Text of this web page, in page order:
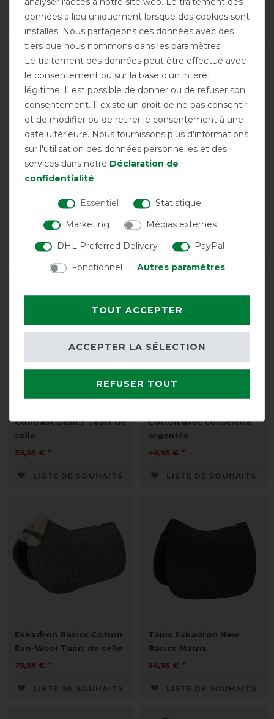
LISTE DE SOUHAITS
-10%
Tapis de selle Softshell
71,95 € *
LISTE DE SOUHAITS LISTE DE SOUHAITS
Contrast Basics Tapis de
selle
59,95 € *
LISTE DE SOUHAITS
Cotton avec cordelette
argentée
49,95 € *
LISTE DE SOUHAITS
Eskadron Basics Cotton
Evo-Wool Tapis de selle
79,95 € *
LISTE DE SOUHAITS
Tapis Eskadron New
Basics Matrix
54,95 € *
LISTE DE SOUHAITS
données a lieu uniquement lorsque des cookies sont
installés. Nous partageons ces données avec des
tiers que nous nommons dans les paramètres.
Le traitement des données peut être effectué avec
le consentement ou sur la base d'un intérêt
légitime. Il est possible de donner ou de refuser son
consentement. Il existe un droit de ne pas consentir
et de modifier ou de retirer le consentement à une
date ultérieure. Nous fournissons plus d'informations
sur l'utilisation des données personnelles et des
services dans notre Déclaration de
confidentialité.
Essentiel
Statistique
Marketing
Médias externes
DHL Preferred Delivery
PayPal
Fonctionnel
Autres paramètres
TOUT ACCEPTER
REFUSER TOUT
ACCEPTER LA SÉLECTION